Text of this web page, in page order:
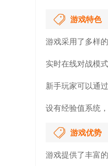
游戏特色
游戏采用了多样
实时在线对战模
新手玩家可以通
设有经验值系统
游戏优势
游戏提供了丰富